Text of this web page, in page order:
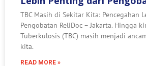
TBC Masih di Sekitar Kita: Pencegahan
Pengobatan ReliDoc – Jakarta. Hingga
Tuberkulosis (TBC) masih menjadi
kita.
READ MORE »